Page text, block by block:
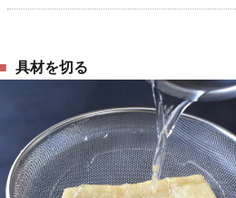
具材を切る